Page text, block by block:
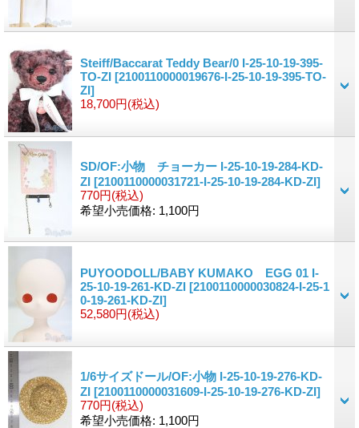
Steiff/Baccarat Teddy Bear/0 I-25-10-19-395-
TO-ZI [2100110000019676-I-25-10-19-395-TO-
ZI]
18,700円(税込)
SD/OF:小物 チョーカー I-25-10-19-284-KD-
ZI [2100110000031721-I-25-10-19-284-KD-ZI]
770円(税込)
希望小売価格: 1,100円
PUYOODOLL/BABY KUMAKO EGG 01 I-
25-10-19-261-KD-ZI [2100110000030824-I-25-1
0-19-261-KD-ZI]
52,580円(税込)
1/6サイズドール/OF:小物 I-25-10-19-276-KD-
ZI [2100110000031609-I-25-10-19-276-KD-ZI]
770円(税込)
希望小売価格: 1,100円